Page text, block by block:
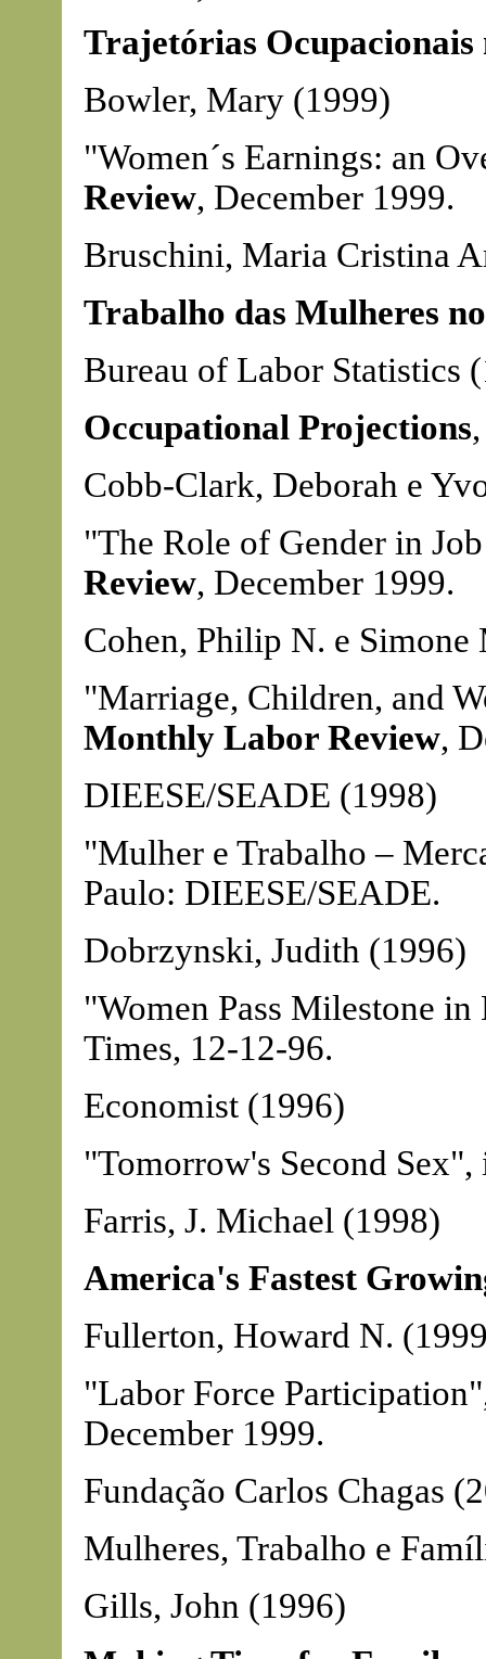
Trajetórias Ocupacionais
Bowler, Mary (1999)
"Women´s Earnings: an
Review, December 1999.
Bruschini, Maria Cristina
Trabalho das Mulheres
Bureau of Labor Statistics
Occupational Projections
Cobb-Clark, Deborah e
"The Role of Gender in
Review, December 1999.
Cohen, Philip N. e
"Marriage, Children, and
Monthly Labor Review,
DIEESE/SEADE (1998)
"Mulher e Trabalho –
Paulo: DIEESE/SEADE.
Dobrzynski, Judith (1996)
"Women Pass Milestone
Times, 12-12-96.
Economist (1996)
"Tomorrow's Second
Farris, J. Michael (1998)
America's Fastest
Fullerton, Howard N.
"Labor Force
December 1999.
Fundação Carlos Chagas
Mulheres, Trabalho e
Gills, John (1996)